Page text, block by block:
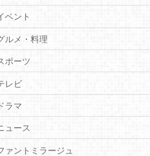
ベント
ルメ・料理
ポーツ
レビ
ラマ
ュース
ァントミラージュ